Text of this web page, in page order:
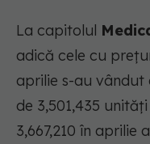
La capitolul
adică cele cu
aprilie s-au vândut
de 3,501,435
3,667,210 în aprilie